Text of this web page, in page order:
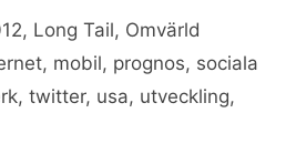
, Long Tail, Omvärld
, mobil, prognos, sociala
, twitter, usa, utveckling,